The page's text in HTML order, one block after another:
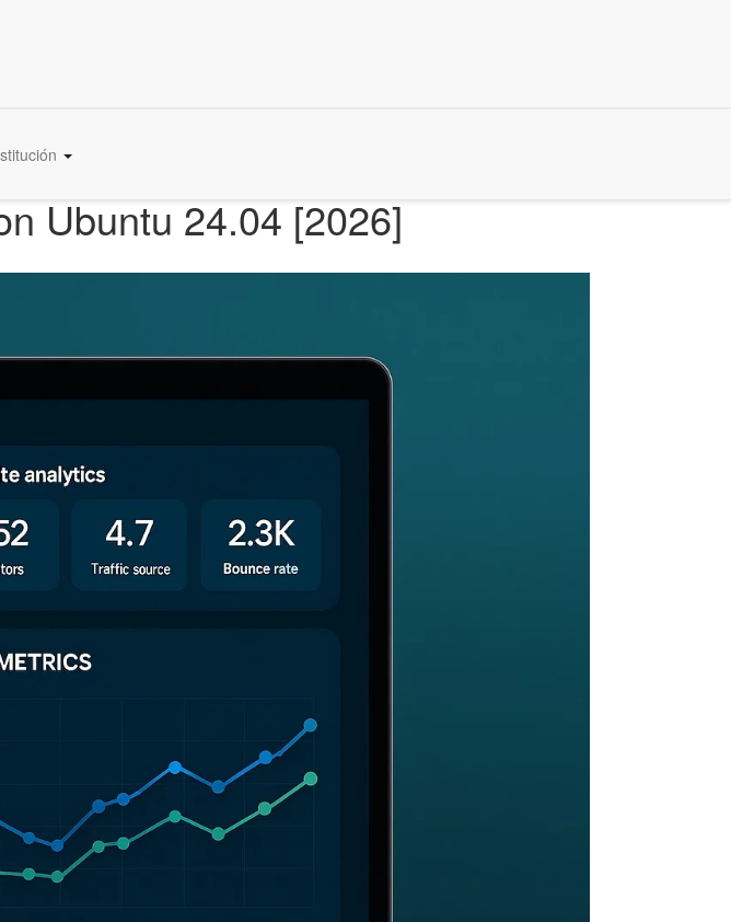
Ubuntu 24.04 [2026]